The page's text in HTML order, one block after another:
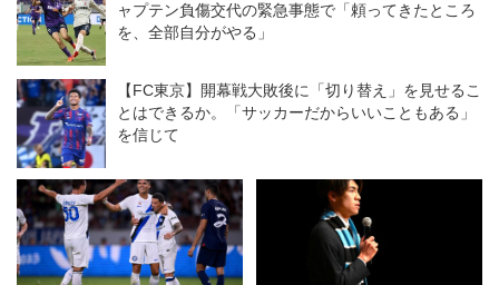
ャプテン負傷交代の緊急事態で「頼ってきたところ
を、全部自分がやる」
【FC東京】開幕戦大敗後に「切り替え」を見せるこ
とはできるか。「サッカーだからいいこともある」
を信じて